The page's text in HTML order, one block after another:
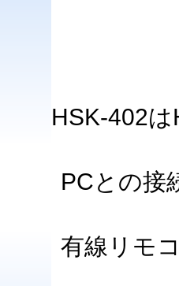
HSK-402
PCとの接
有線リモ